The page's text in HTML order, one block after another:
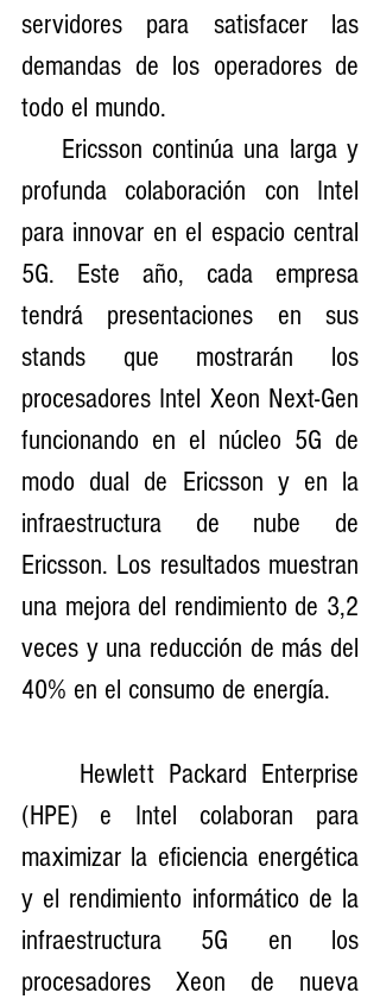
servidores para satisfacer las
demandas de los operadores de
todo el mundo.
profunda colaboración con Intel
para innovar en el espacio central
5G. Este año, cada empresa
tendrá presentaciones en sus
stands que mostrarán los
procesadores Intel Xeon Next-Gen
funcionando en el núcleo 5G de
modo dual de Ericsson y en la
infraestructura de nube de
Ericsson. Los resultados muestran
una mejora del rendimiento de 3,2
veces y una reducción de más del
40% en el consumo de energía.
(HPE) e Intel colaboran para
maximizar la eficiencia energética
y el rendimiento informático de la
infraestructura 5G en los
procesadores Xeon de nueva